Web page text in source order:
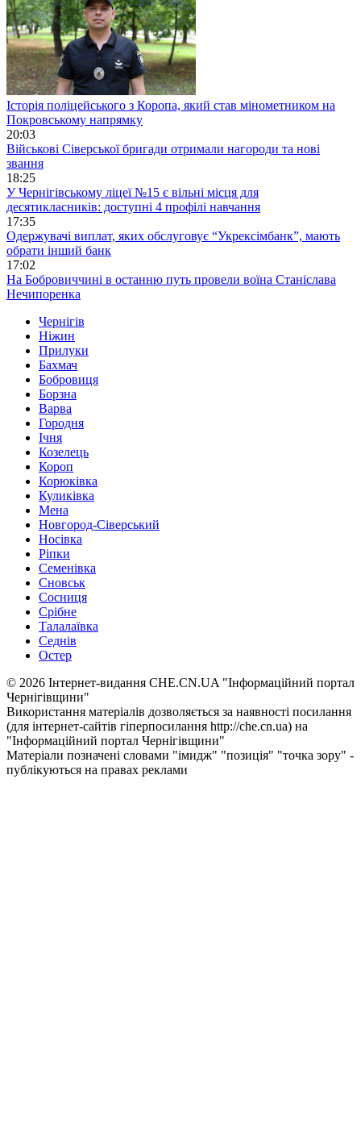
Історія поліцейського з Коропа, який став мінометником на
Покровському напрямку
20:03
Військові Сіверської бригади отримали нагороди та нові
звання
18:25
У Чернігівському ліцеї №15 є вільні місця для
десятикласників: доступні 4 профілі навчання
17:35
Одержувачі виплат, яких обслуговує “Укрексімбанк”, мають
обрати інший банк
17:02
На Бобровиччині в останню путь провели воїна Станіслава
Нечипоренка
Чернігів
Ніжин
Прилуки
Бахмач
Бобровиця
Борзна
Варва
Городня
Ічня
Козелець
Короп
Корюківка
Куликівка
Мена
Новгород-Сіверський
Носівка
Ріпки
Семенівка
Сновськ
Сосниця
Срібне
Талалаївка
Седнів
Остер
© 2026 Інтернет-видання CHE.CN.UA "Інформаційний портал
Чернiгiвщини"
Використання матеріалів дозволяється за наявності посилання
(для інтернет-сайтів гіперпосилання http://che.cn.ua) на
"Інформаційний портал Чернiгiвщини"
Матеріали позначені словами "імидж" "позиція" "точка зору" -
публікуються на правах реклами